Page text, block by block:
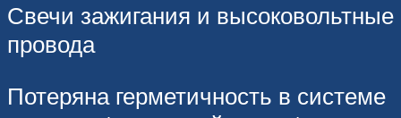
Свечи зажигания и высоковольтные
провода
Потеряна герметичность в системе